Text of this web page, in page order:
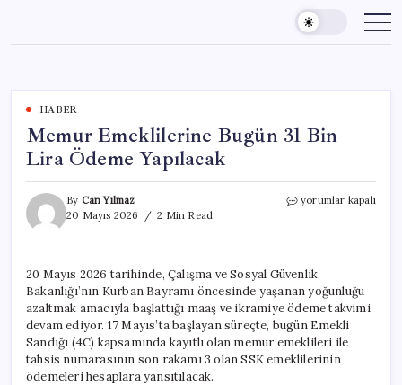
content
HABER
Memur Emeklilerine Bugün 31 Bin
Lira Ödeme Yapılacak
By Can Yılmaz
20 Mayıs 2026
2 Min Read
Memur
Lira
Ödeme
Yapılacak
için
yorumlar kapalı
20 Mayıs 2026 tarihinde, Çalışma ve Sosyal Güvenlik
Bakanlığı’nın Kurban Bayramı öncesinde yaşanan yoğunluğu
azaltmak amacıyla başlattığı maaş ve ikramiye ödeme takvimi
devam ediyor. 17 Mayıs’ta başlayan süreçte, bugün Emekli
Sandığı (4C) kapsamında kayıtlı olan memur emeklileri ile
tahsis numarasının son rakamı 3 olan SSK emeklilerinin
ödemeleri hesaplara yansıtılacak.